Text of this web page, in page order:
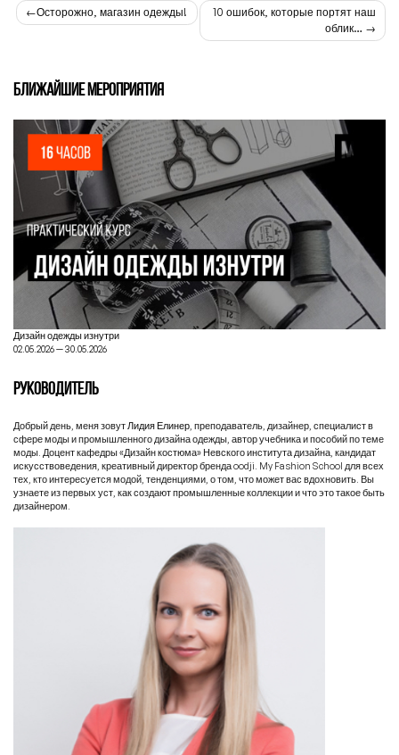
Навигация
Осторожно, магазин одежды!
10 ошибок, которые портят наш
облик…
БЛИЖАЙШИЕ МЕРОПРИЯТИЯ
Дизайн одежды изнутри
02.05.2026 — 30.05.2026
РУКОВОДИТЕЛЬ
Добрый день, меня зовутЛидия Елинер, преподаватель, дизайнер, специалист в
сфере моды и промышленного дизайна одежды, автор учебника и пособий по теме
моды. Доцент кафедры «Дизайн костюма» Невского института дизайна, кандидат
искусствоведения, креативный директор бренда oodji. My Fashion School для всех
тех, кто интересуется модой, тенденциями, о том, что может вас вдохновить. Вы
узнаете из первых уст, как создают промышленные коллекции и что это такое быть
дизайнером.